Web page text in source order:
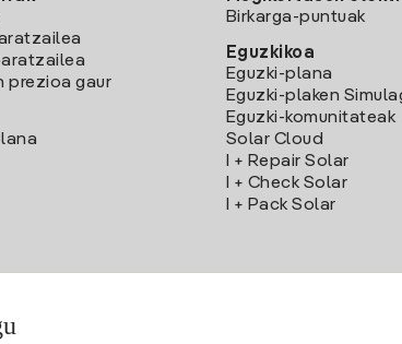
prezioa gaur
Birkarga-puntuak
Eguzkikoa
Eguzki-plana
Eguzki-plaken
Eguzki-komunitateak
Solar Cloud
I + Repair Solar
I + Check Solar
I + Pack Solar